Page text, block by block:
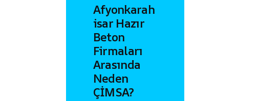
Afyonkarah
isar Hazır
Beton
Firmaları
Arasında
Neden
ÇİMSA?